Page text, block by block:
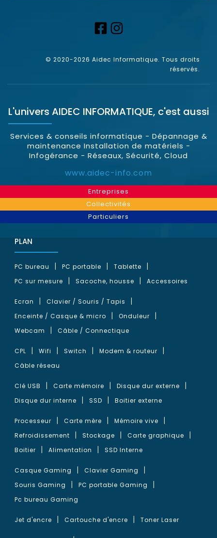
© 2020-2026 Aidec Informatique. Tous droits
réservés.
L'univers AIDEC INFORMATIQUE, c'est aussi
Services & conseils informatique - Dépannage &
maintenance Installation de matériels -
Infogérance - Réseaux, Sécurité, Cloud
www.aidec-info.com
Entreprises
Collectivités
Particuliers
PLAN
PC bureau PC portable
Tablette
PC sur mesure
Sacoche, housse Accessoires
Ecran
Clavier / Souris / Tapis
Enceinte / Casque & micro
Onduleur
Webcam
Câble / Connectique
CPL Wifi Switch
Modem & routeur
Câble réseau
Clé USB Carte mémoire
Disque dur externe
Disque dur interne
SSD Boitier externe
Processeur Carte mère
Mémoire vive
Refroidissement
Stockage
Carte graphique
Boitier
Alimentation SSD Interne
Casque Gaming
Clavier Gaming
Souris Gaming
PC portable Gaming
Pc bureau Gaming
Jet d'encre Cartouche d'encre Toner Laser